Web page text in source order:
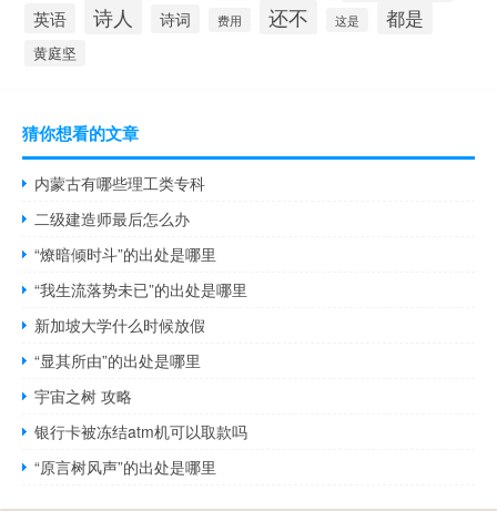
英语 诗人 诗词 费用 还不 这是 都是
黄庭坚
猜你想看的文章
内蒙古有哪些理工类专科
二级建造师最后怎么办
“燎暗倾时斗”的出处是哪里
“我生流落势未已”的出处是哪里
新加坡大学什么时候放假
“显其所由”的出处是哪里
宇宙之树 攻略
银行卡被冻结atm机可以取款吗
“原言树风声”的出处是哪里